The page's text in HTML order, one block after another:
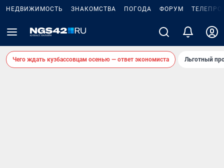
НЕДВИЖИМОСТЬ ЗНАКОМСТВА ПОГОДА ФОРУМ
Чего ждать кузбассовцам осенью — ответ экономиста Льготный